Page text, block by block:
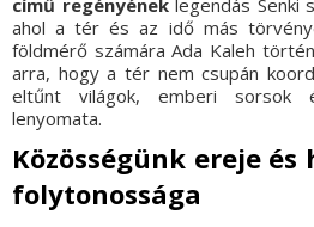
című regényéneklegendás Senki
ahol a tér és az idő más
földmérő számára Ada Kaleh
arra, hogy a tér nem csupán
eltűnt világok, emberi sorsok
lenyomata.
Közösségünk ereje
folytonossága